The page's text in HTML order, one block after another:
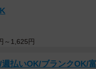
題に（hinatabocco.kさん提供
～1,625円
払いOK/ブランクOK/